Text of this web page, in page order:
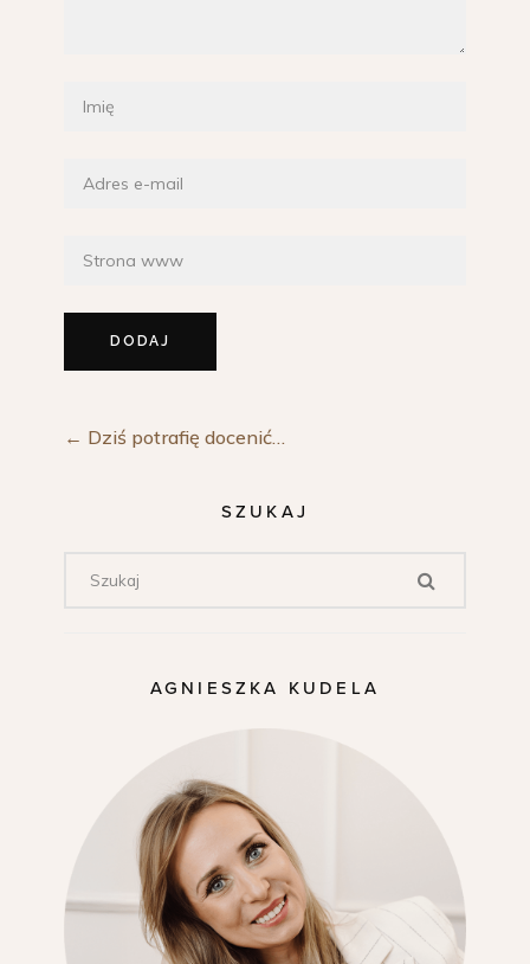
← Dziś potrafię docenić…
SZUKAJ
AGNIESZKA KUDELA